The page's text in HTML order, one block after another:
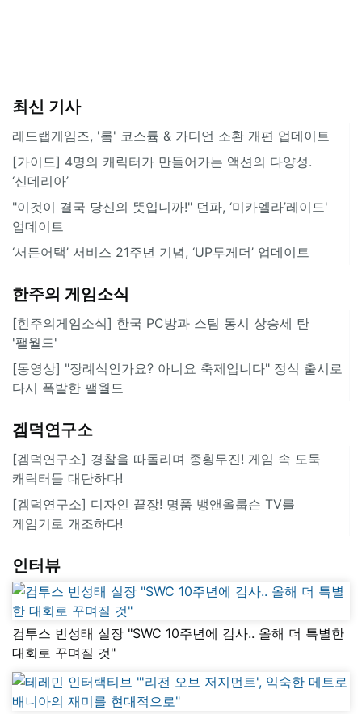
최신 기사
레드랩게임즈, '롬' 코스튬 & 가디언 소환 개편 업데이트
[가이드] 4명의 캐릭터가 만들어가는 액션의 다양성.
‘신데리아’
"이것이 결국 당신의 뜻입니까!" 던파, ‘미카엘라’레이드'
업데이트
‘서든어택’ 서비스 21주년 기념, ‘UP투게더’ 업데이트
한주의 게임소식
[힌주의게임소식] 한국 PC방과 스팀 동시 상승세 탄
'팰월드'
[동영상] "장례식인가요? 아니요 축제입니다" 정식 출시로
다시 폭발한 팰월드
겜덕연구소
[겜덕연구소] 경찰을 따돌리며 종횡무진! 게임 속 도둑
캐릭터들 대단하다!
[겜덕연구소] 디자인 끝장! 명품 뱅앤올룹슨 TV를
게임기로 개조하다!
인터뷰
컴투스 빈성태 실장 "SWC 10주년에 감사.. 올해 더 특별한
대회로 꾸며질 것"